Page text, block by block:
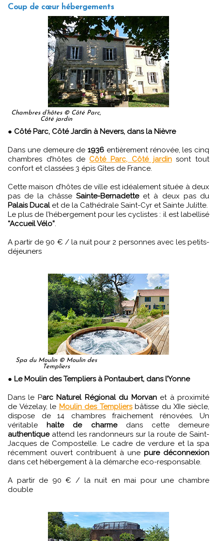
Coup de cœur hébergements
Chambres d’hôtes © Côté Parc,
Côté jardin
Côté Parc, Côté Jardin à Nevers, dans la Nièvre
Dans une demeure de 1936 entièrement rénovée, les cinq
chambres d’hôtes de Côté Parc, Côté jardinsont tout
confort et classées 3 épis Gîtes de France.
Cette maison d’hôtes de ville est idéalement située à deux
pas de la châsse Sainte-Bernadetteet à deux pas du
Palais Ducalet de la Cathédrale Saint-Cyr et Sainte Julitte.
Le plus de l’hébergement pour les cyclistes : il est labellisé
“Accueil Vélo”
A partir de 90 € / la nuit pour 2 personnes avec les petits-
déjeuners
Spa du Moulin © Moulin des
Templiers
Le Moulin des Templiers à Pontaubert, dans l’Yonne
Dans le Parc Naturel Régional du Morvanet à proximité
de Vézelay, le Moulin des Templiersbâtisse du XIIe siècle,
dispose de 14 chambres fraichement rénovées. Un
véritable halte de charmedans cette demeure
authentiqueattend les randonneurs sur la route de Saint-
Jacques de Compostelle. Le cadre de verdure et la spa
récemment ouvert contribuent à une pure déconnexion
dans cet hébergement à la démarche eco-responsable.
A partir de 90 € / la nuit en mai pour une chambre
double